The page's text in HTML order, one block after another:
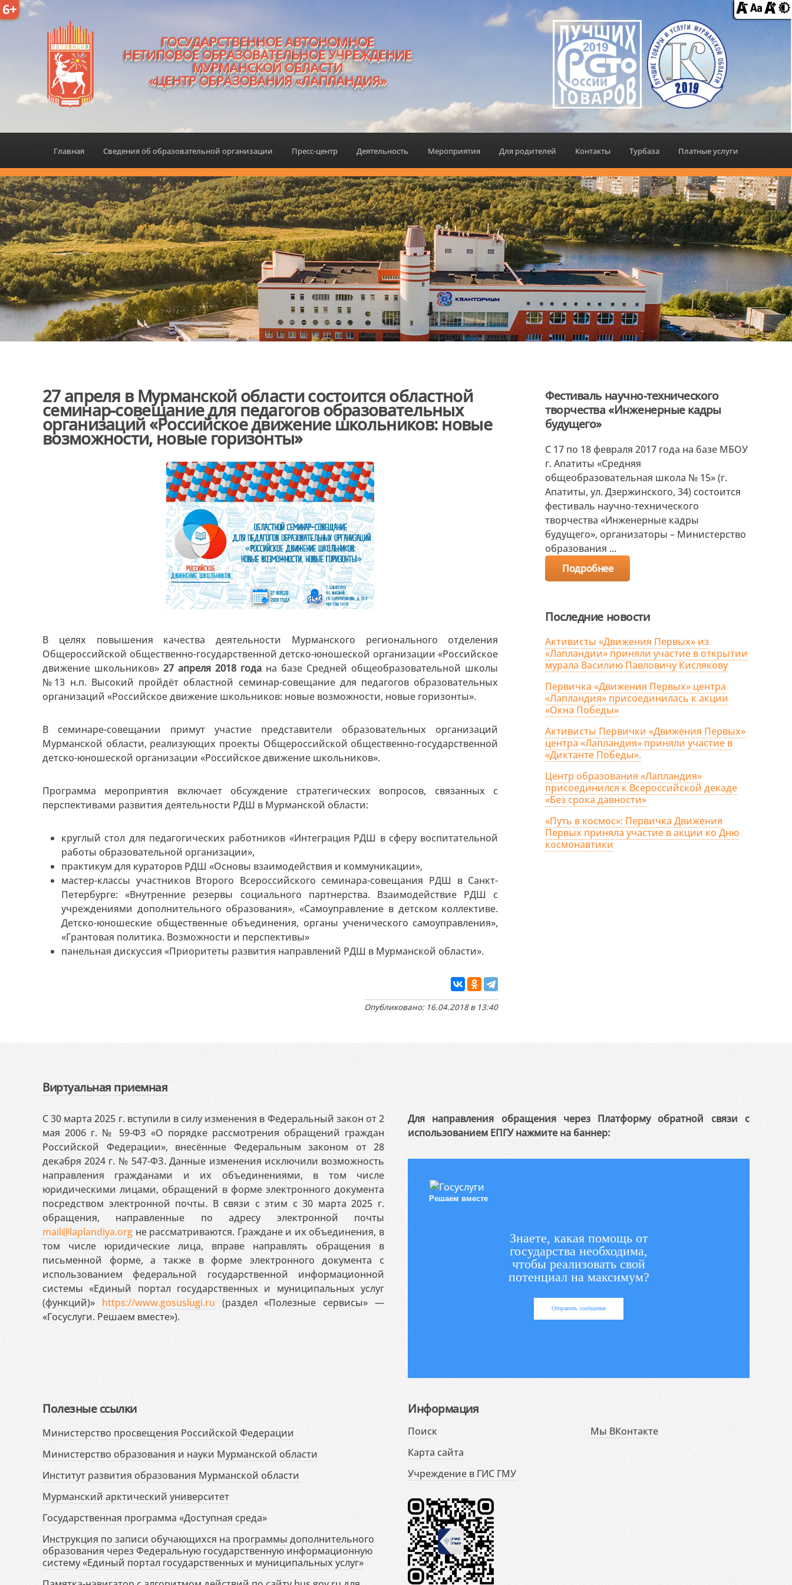
6+
ГОСУДАРСТВЕННОЕ АВТОНОМНОЕ
НЕТИПОВОЕ ОБРАЗОВАТЕЛЬНОЕ УЧРЕЖДЕНИЕ
МУРМАНСКОЙ ОБЛАСТИ
«ЦЕНТР ОБРАЗОВАНИЯ «ЛАПЛАНДИЯ»
Главная Сведения об образовательной организации Пресс-центр Деятельность Мероприятия Для родителей Контакты Турбаза Платные услуги
27 апреля в Мурманской области состоится областной
семинар-совещание для педагогов образовательных
организаций «Российское движение школьников: новые
возможности, новые горизонты»
В целях повышения качества деятельности Мурманского регионального отделения
Общероссийской общественно-государственной детско-юношеской организации «Российское
движение школьников»27 апреля 2018 года на базе Средней общеобразовательной школы
№13 н.п. Высокий пройдёт областной семинар-совещание для педагогов образовательных
организаций «Российское движение школьников: новые возможности, новые горизонты».
В семинаре-совещании примут участие представители образовательных организаций
Мурманской области, реализующих проекты Общероссийской общественно-государственной
детско-юношеской организации «Российское движение школьников».
Программа мероприятия включает обсуждение стратегических вопросов, связанных с
перспективами развития деятельности РДШ в Мурманской области:
круглый стол для педагогических работников «Интеграция РДШ в сферу воспитательной
работы образовательной организации»,
практикум для кураторов РДШ «Основы взаимодействия и коммуникации»,
мастер-классы участников Второго Всероссийского семинара-совещания РДШ в Санкт-
Петербурге: «Внутренние резервы социального партнерства. Взаимодействие РДШ с
учреждениями дополнительного образования», «Самоуправление в детском коллективе.
Детско-юношеские общественные объединения, органы ученического самоуправления»,
«Грантовая политика. Возможности и перспективы»
панельная дискуссия «Приоритеты развития направлений РДШ в Мурманской области».
Опубликовано: 16.04.2018 в 13:40
Фестиваль научно-технического
творчества «Инженерные кадры
будущего»
С 17 по 18 февраля 2017 года на базе МБОУ
г. Апатиты «Средняя
общеобразовательная школа № 15» (г.
Апатиты, ул. Дзержинского, 34) состоится
фестиваль научно-технического
творчества «Инженерные кадры
будущего», организаторы – Министерство
образования ...
Подробнее
Последние новости
Активисты «Движения Первых» из
«Лапландии» приняли участие в открытии
мурала Василию Павловичу Кислякову
Первичка «Движения Первых» центра
«Лапландия» присоединилась к акции
«Окна Победы»
Активисты Первички «Движения Первых»
центра «Лапландия» приняли участие в
«Диктанте Победы».
Центр образования «Лапландия»
присоединился к Всероссийской декаде
«Без срока давности»
«Путь в космос»: Первичка Движения
Первых приняла участие в акции ко Дню
космонавтики
Виртуальная приемная
С 30 марта 2025 г. вступили в силу изменения в Федеральный закон от 2
мая 2006 г. № 59-ФЗ «О порядке рассмотрения обращений граждан
Российской Федерации», внесённые Федеральным законом от 28
декабря 2024 г. № 547-ФЗ. Данные изменения исключили возможность
направления гражданами и их объединениями, в том числе
юридическими лицами, обращений в форме электронного документа
посредством электронной почты. В связи с этим с 30 марта 2025 г.
обращения, направленные по адресу электронной почты
mail@laplandiya.org не рассматриваются. Граждане и их объединения, в
том числе юридические лица, вправе направлять обращения в
письменной форме, а также в форме электронного документа с
использованием федеральной государственной информационной
системы «Единый портал государственных и муниципальных услуг
(функций)» https://www.gosuslugi.ru (раздел «Полезные сервисы» —
«Госуслуги. Решаем вместе»).
Для направления обращения через Платформу обратной связи с
использованием ЕПГУ нажмите на баннер:
Решаем вместе
Знаете, какая помощь от
государства необходима,
чтобы реализовать свой
потенциал на максимум?
Отправить сообщение
Полезные ссылки
Министерство просвещения Российской Федерации
Министерство образования и науки Мурманской области
Институт развития образования Мурманской области
Мурманский арктический университет
Государственная программа «Доступная среда»
Инструкция по записи обучающихся на программы дополнительного
образования через Федеральную государственную информационную
систему «Единый портал государственных и муниципальных услуг»
Информация
Поиск
Карта сайта
Учреждение в ГИС ГМУ
Мы ВКонтакте